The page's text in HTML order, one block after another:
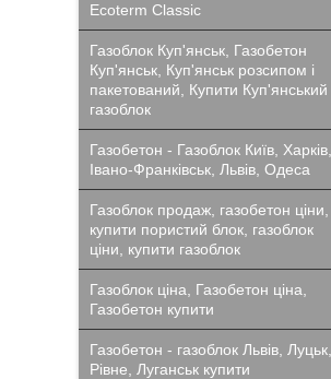
Ecoterm Classic
Газоблок Куп'янськ, Газобетон
Куп'янськ, Куп'янськ розсипом і
пакетований, Купити Куп'янський
газоблок
Газобетон - Газоблок Київ, Харків,
Івано-Франківськ, Львів, Одеса
Газоблок продаж, газобетон ціни,
купити пористий блок, газоблок
ціни, купити газоблок
Газоблок ціна, Газобетон ціна,
Газобетон купити
Газобетон - газоблок Львів, Луцьк,
Рівне, Луганськ купити